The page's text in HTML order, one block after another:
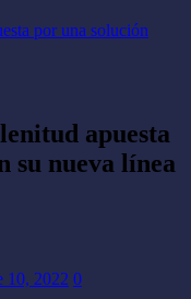
por una solución
apuesta
su nueva línea
10, 2022 0